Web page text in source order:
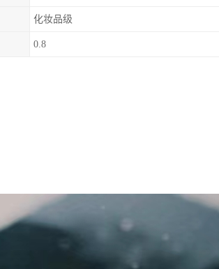
化妆品级
0.8